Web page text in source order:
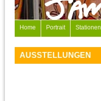
Home Portrait Stationen
AUSSTELLUNGEN